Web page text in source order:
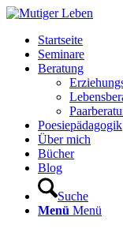
Startseite
Seminare
Beratung
Poesiepädagogik
Über mich
Bücher
Blog
Suche
Menü Menü